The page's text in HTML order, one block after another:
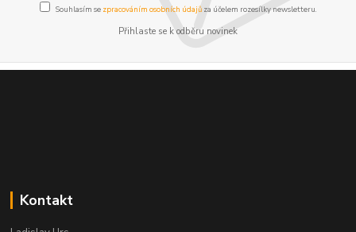
Souhlasím se zpracováním osobních údajůza účelem rozesílky newsletteru.
Přihlaste se k odběru novinek
Kontakt